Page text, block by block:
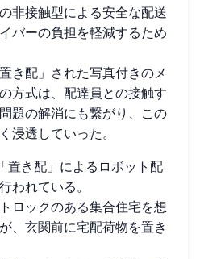
非接触型による安全な配送
バーの負担を軽減するため
き配」された写真付きのメ
方式は、配達員との接触す
題の解消にも繋がり、この
浸透していった。
置き配」によるロボット配
われている。
ロックのある集合住宅を想
、玄関前に宅配荷物を置き